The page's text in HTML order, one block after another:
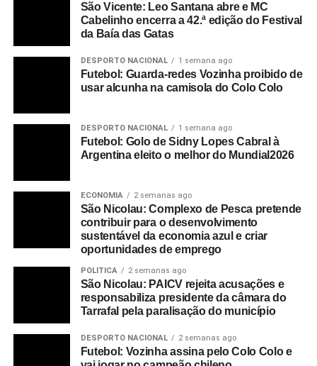
São Vicente: Leo Santana abre e MC
Cabelinho encerra a 42.ª edição do Festival
da Baía das Gatas
DESPORTO NACIONAL 1 semana ago
Futebol: Guarda-redes Vozinha proibido de
usar alcunha na camisola do Colo Colo
DESPORTO NACIONAL 1 semana ago
Futebol: Golo de Sidny Lopes Cabral à
Argentina eleito o melhor do Mundial2026
ECONOMIA 2 semanas ago
São Nicolau: Complexo de Pesca pretende
contribuir para o desenvolvimento
sustentável da economia azul e criar
oportunidades de emprego
POLITICA 2 semanas ago
São Nicolau: PAICV rejeita acusações e
responsabiliza presidente da câmara do
Tarrafal pela paralisação do município
DESPORTO NACIONAL 2 semanas ago
Futebol: Vozinha assina pelo Colo Colo e